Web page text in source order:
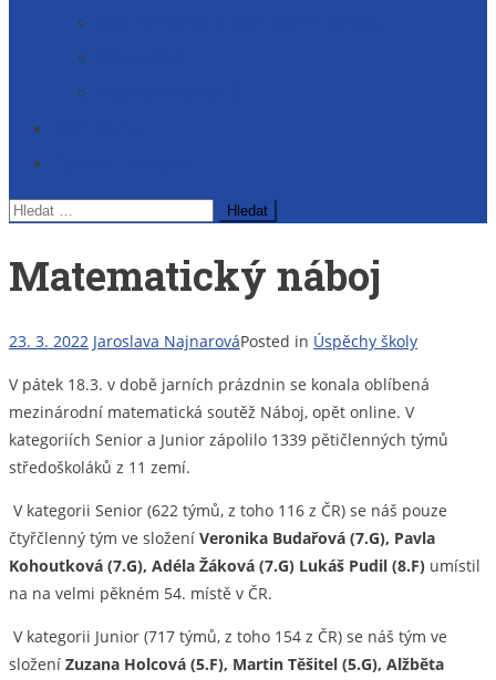
Vyhledávání
Matematický náboj
23. 3. 2022 Jaroslava NajnarováPosted in Úspěchy školy
V pátek 18.3. v době jarních prázdnin se konala oblíbená
mezinárodní matematická soutěž Náboj, opět online. V
kategoriích Senior a Junior zápolilo 1339 pětičlenných týmů
středoškoláků z 11 zemí.
V kategorii Senior (622 týmů, z toho 1 16 z ČR) se náš pouze
čtyřčlenný tým ve složení Veronika Budařová (7.G), Pavla
Kohoutková (7.G), Adéla Žáková (7.G) Lukáš Pudil (8.F) umístil
na na velmi pěkném 54. místě v ČR.
V kategorii Junior (717 týmů, z toho 1 54 z ČR) se náš tým ve
složení Zuzana Holcová (5.F), Martin Těšitel (5.G), Alžběta